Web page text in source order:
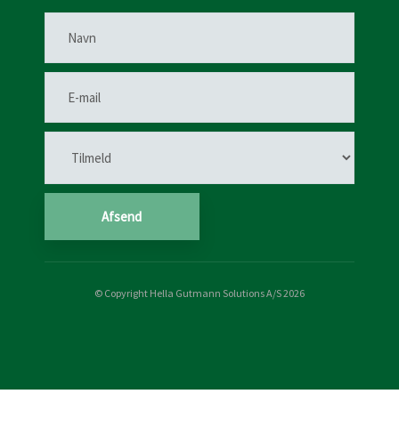
© Copyright Hella Gutmann Solutions A/S 2026